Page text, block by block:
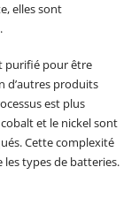
elles sont
purifié pour être
d’autres produits
est plus
et le nickel sont
Cette complexité
types de batteries.